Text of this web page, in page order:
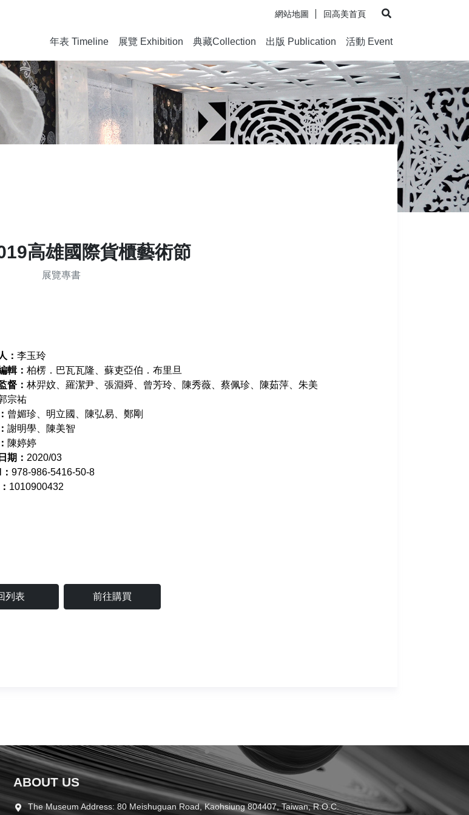
網站地圖 回高美首頁
年表 Timeline
展覽 Exhibition 典藏Collection 出版 Publication 活動 Event
高雄國際貨櫃藝術節
展覽專書
：李玉玲
輯：柏楞．巴瓦瓦隆、蘇吏亞伯．布里旦
督：林羿妏、羅潔尹、張淵舜、曾芳玲、陳秀薇、蔡佩珍、陳茹萍、朱美
宗祐
曾媚珍、明立國、陳弘易、鄭剛
謝明學、陳美智
陳婷婷
期： 2020/03
：978-986-5416-50-8
1010900432
列表 前往購買
ABOUT US
The Museum Address: 80 Meishuguan Road, Kaohsiung 804407, Taiwan, R.O.C.